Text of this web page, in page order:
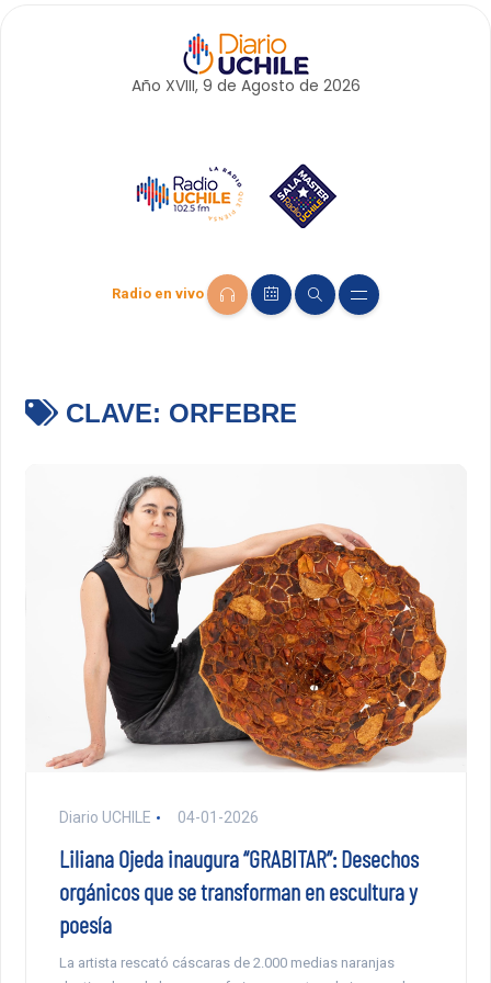
Año XVIII, 9 de Agosto de 2026
Radio en vivo
CLAVE: ORFEBRE
Diario UCHILE 04-01-2026
Liliana Ojeda inaugura “GRABITAR”: Desechos
orgánicos que se transforman en escultura y
poesía
La artista rescató cáscaras de 2.000 medias naranjas